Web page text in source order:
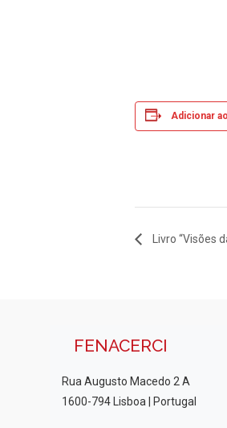
Adicionar
Livro “Visões
FENACERCI
Rua Augusto Macedo 2 A
1600-794 Lisboa | Portugal